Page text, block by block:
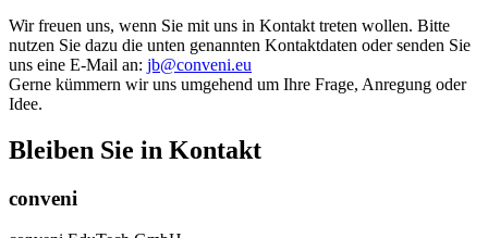
Wir freuen uns, wenn Sie mit uns in Kontakt treten wollen. Bitte
nutzen Sie dazu die unten genannten Kontaktdaten oder senden Sie
uns eine E-Mail an: jb@conveni.eu
Gerne kümmern wir uns umgehend um Ihre Frage, Anregung oder
Idee.
Bleiben Sie in Kontakt
conveni